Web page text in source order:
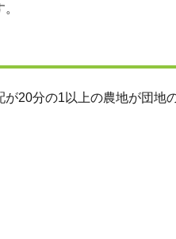
20分の1以上の農地が団地